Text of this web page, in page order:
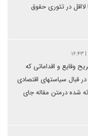
در تئوری حقوق
وقایع و اقداماتی که
قبال سیاستهای اقتصادی
شده درمتن مقاله جای